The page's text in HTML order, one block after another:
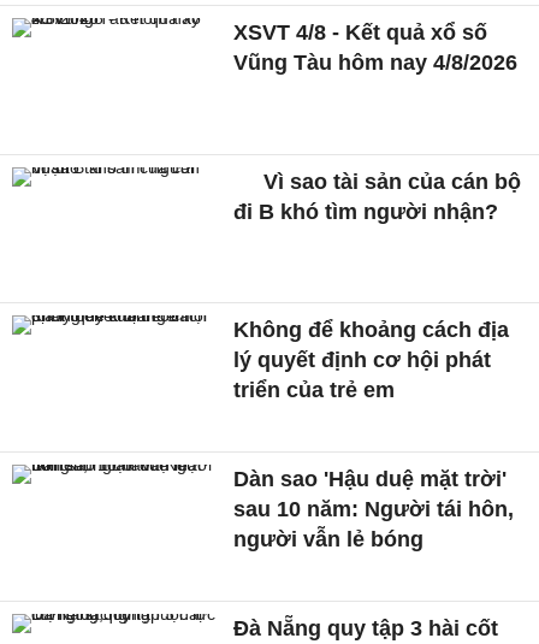
XSVT 4/8 - Kết quả xổ số
Vũng Tàu hôm nay 4/8/2026
Vì sao tài sản của cán bộ
đi B khó tìm người nhận?
Không để khoảng cách địa
lý quyết định cơ hội phát
triển của trẻ em
Dàn sao 'Hậu duệ mặt trời'
sau 10 năm: Người tái hôn,
người vẫn lẻ bóng
Đà Nẵng quy tập 3 hài cốt